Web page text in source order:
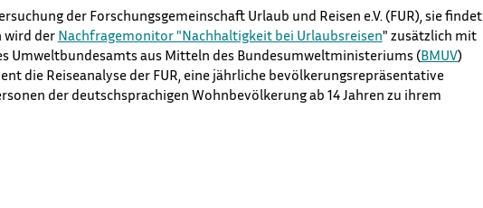
der Forschungsgemeinschaft Urlaub und Reisen e.V. (FUR), sie findet
wird derNachfragemonitor "Nachhaltigkeit bei Urlaubsreisen" zusätzlich mit
Umweltbundesamts aus Mitteln des Bundesumweltministeriums (⁠BMUV⁠)
die Reiseanalyse der FUR, eine jährliche bevölkerungsrepräsentative
der deutschsprachigen Wohnbevölkerung ab 14 Jahren zu ihrem